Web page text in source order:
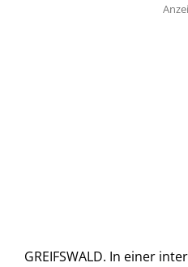
GREIFSWALD. In einer